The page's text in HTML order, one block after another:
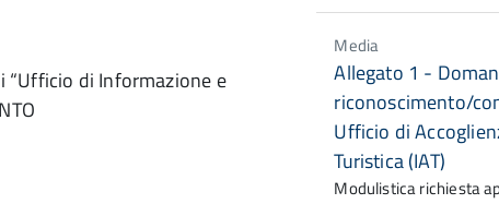
“Ufficio di Informazione e
Media
Allegato 1 -
riconoscimento/
Ufficio di
Turistica (IAT)
Modulistica richiesta